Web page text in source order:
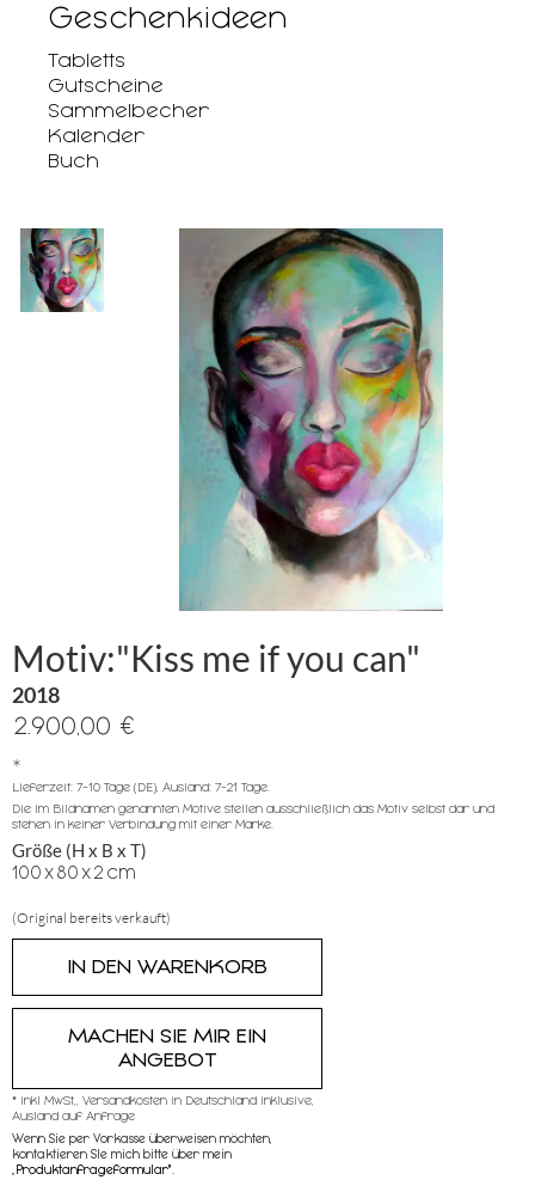
Geschenkideen
Tabletts
Gutscheine
Sammelbecher
Kalender
Buch
Motiv:"Kiss me if you can"
2018
2.900,00 €
*
Lieferzeit: 7-10 Tage (DE), Ausland: 7-21 Tage.
Die im Bildnamen genannten Motive stellen ausschließlich das Motiv selbst dar und
stehen in keiner Verbindung mit einer Marke.
Größe (H x B x T)
100x80x2 cm
(Original bereits verkauft)
MACHEN SIE MIR EIN
ANGEBOT
* inkl MwSt,, Versandkosten in Deutschland inklusive,
Ausland auf Anfrage
Wenn Sie per Vorkasse überweisen möchten,
kontaktieren SIe mich bitte über mein
Produktanfrageformular"